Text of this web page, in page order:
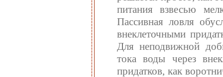
питания взвесью
Пассивная ловля
внеклеточными
Для неподвижной
тока воды через
придатков, как